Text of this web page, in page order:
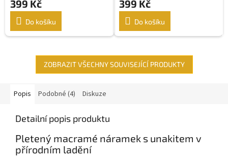
399 Kč
Do košíku
399 Kč
Do košíku
ZOBRAZIT VŠECHNY SOUVISEJÍCÍ PRODUKTY
Popis Podobné (4) Diskuze
Detailní popis produktu
Pletený macramé náramek s unakitem v
přírodním ladění